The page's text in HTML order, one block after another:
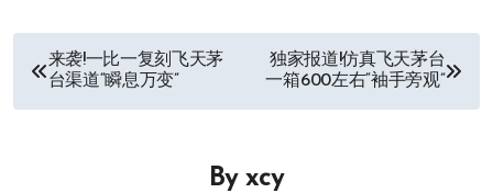
文
章
来袭!一比一复刻飞天茅
台渠道“瞬息万变”
独家报道!仿真飞天茅台
一箱600左右“袖手旁观”
By xcy